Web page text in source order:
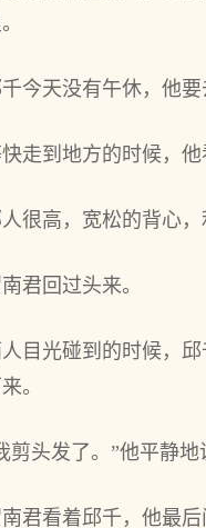
今天没有午休，他
走到地方的时候，
很高，宽松的背心
君回过头来。
目光碰到的时候，
。
剪头发了。”他平静
君看着邱千，他最后